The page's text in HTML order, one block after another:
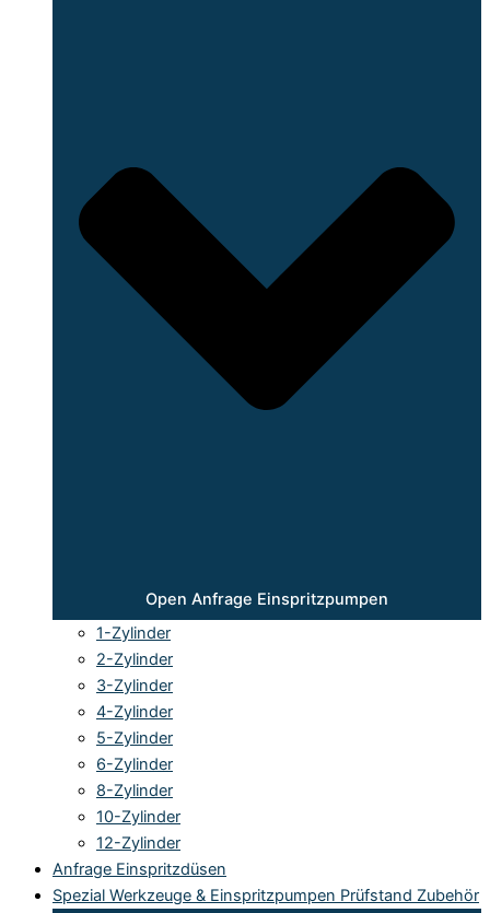
Open Anfrage Einspritzpumpen
1-Zylinder
2-Zylinder
3-Zylinder
4-Zylinder
5-Zylinder
6-Zylinder
8-Zylinder
10-Zylinder
12-Zylinder
Anfrage Einspritzdüsen
Spezial Werkzeuge & Einspritzpumpen Prüfstand Zubehör